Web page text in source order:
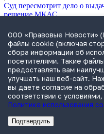
Суд пересмотрит дело о
решение МКАС
, 16:05
Суд ЕС истолкует
активов
Санкции
, 15:24
ФАС раскрыла число жалоб
полугодии
Практика
, 14:47
NexTouch выкупит активы
Практика
, 13:35РекламаАдвокатское бюро
ООО «Правовые Новости»
файлы cookie (включая
сбора информации об
посетителями. Такие
предоставлять вам
улучшать наш веб-сайт.
вы даете согласие на
соответствии с
Политике использования
Подтвердить